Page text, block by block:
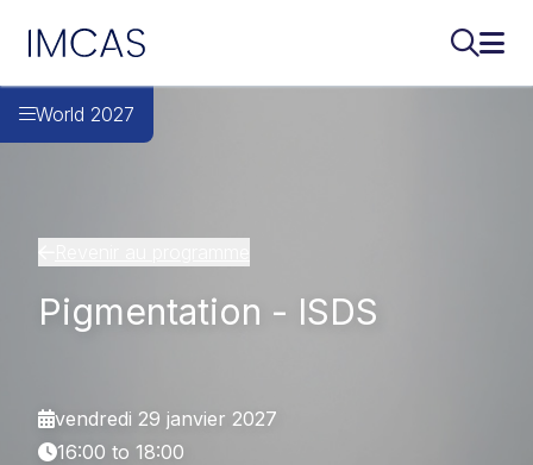
IMCAS
World 2027
Pigmentation - ISDS
vendredi 29 janvier 2027
16:00 to 18:00